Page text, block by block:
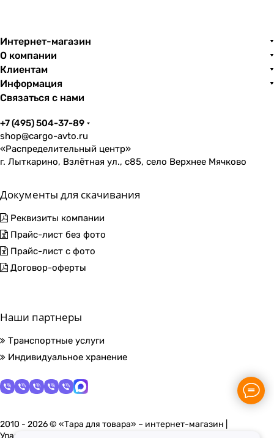
Интернет-магазин
О компании
Клиентам
Информация
Связаться с нами
+7 (495) 504-37-89
shop@cargo-avto.ru
«Распределительный центр»
г. Лыткарино, Взлётная ул., с85, село Верхнее Мячково
Документы для скачивания
Реквизиты компании
Прайс-лист без фото
Прайс-лист с фото
Договор-оферты
Наши партнеры
Транспортные услуги
Индивидуальное хранение
2010 - 2026 © «Тара для товара» – интернет-магазин |